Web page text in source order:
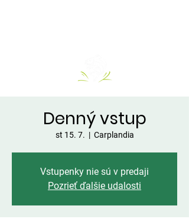
Denný vstup
st 15. 7.
  |
Carplandia
Vstupenky nie sú v predaji
Pozrieť ďalšie udalosti